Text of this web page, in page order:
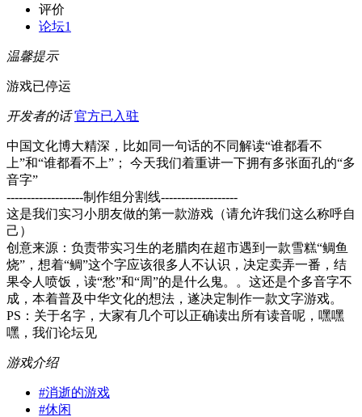
评价
论坛1
温馨提示
游戏已停运
开发者的话 官方已入驻
中国文化博大精深，比如同一句话的不同解读“谁都看不
上”和“谁都看不上”； 今天我们着重讲一下拥有多张面孔的“多
音字”
-------------------制作组分割线-------------------
这是我们实习小朋友做的第一款游戏（请允许我们这么称呼自
己）
创意来源：负责带实习生的老腊肉在超市遇到一款雪糕“鲷鱼
烧”，想着“鲷”这个字应该很多人不认识，决定卖弄一番，结
果令人喷饭，读“愁”和“周”的是什么鬼。。这还是个多音字不
成，本着普及中华文化的想法，遂决定制作一款文字游戏。
PS：关于名字，大家有几个可以正确读出所有读音呢，嘿嘿
嘿，我们论坛见
游戏介绍
#消逝的游戏
#休闲